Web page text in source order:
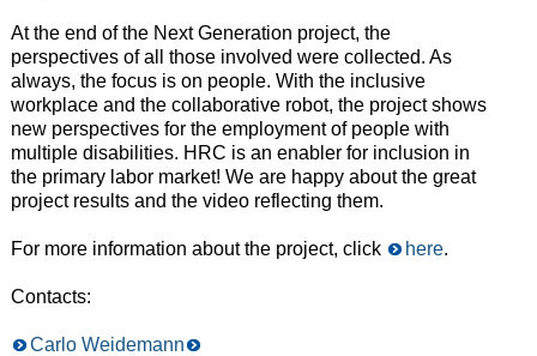
At the end of the Next Generation project, the
perspectives of all those involved were collected. As
always, the focus is on people. With the inclusive
workplace and the collaborative robot, the project shows
new perspectives for the employment of people with
multiple disabilities. HRC is an enabler for inclusion in
the primary labor market! We are happy about the great
project results and the video reflecting them.
For more information about the project, click here.
Contacts:
Carlo Weidemann